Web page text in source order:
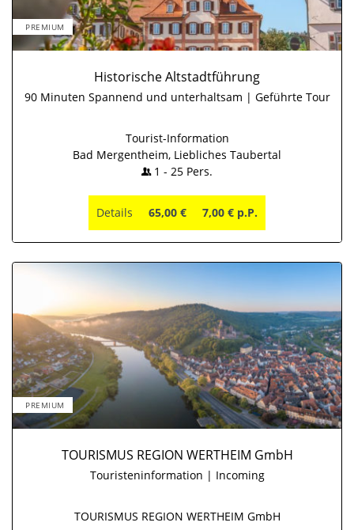
PREMIUM
Historische Altstadtführung
90 Minuten Spannend und unterhaltsam | Geführte Tour
Tourist-Information
Bad Mergentheim, Liebliches Taubertal
1 - 25 Pers.
Details 65,00 € 7,00 € p.P.
PREMIUM
TOURISMUS REGION WERTHEIM GmbH
Touristeninformation | Incoming
TOURISMUS REGION WERTHEIM GmbH